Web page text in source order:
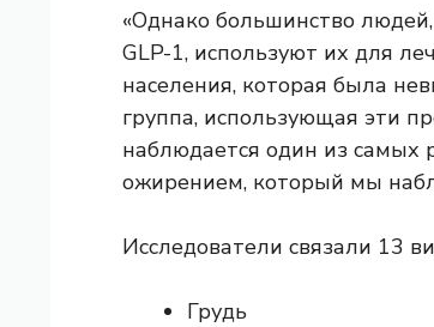
«Однако большинство
GLP-1, используют их для
населения, которая была
группа, использующая эти
наблюдается один из самых
ожирением, который мы
Исследователи связали 13
Грудь